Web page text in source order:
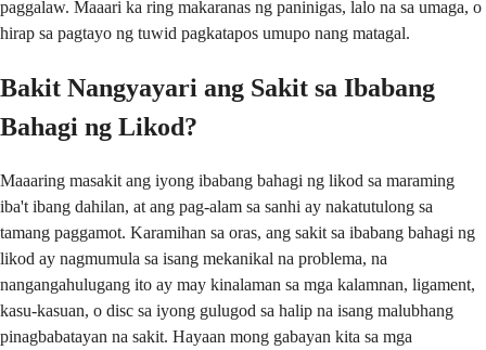
paggalaw. Maaari ka ring makaranas ng paninigas, lalo na sa umaga, o
hirap sa pagtayo ng tuwid pagkatapos umupo nang matagal.
Bakit Nangyayari ang Sakit sa Ibabang
Bahagi ng Likod?
Maaaring masakit ang iyong ibabang bahagi ng likod sa maraming
iba't ibang dahilan, at ang pag-alam sa sanhi ay nakatutulong sa
tamang paggamot. Karamihan sa oras, ang sakit sa ibabang bahagi ng
likod ay nagmumula sa isang mekanikal na problema, na
nangangahulugang ito ay may kinalaman sa mga kalamnan, ligament,
kasu-kasuan, o disc sa iyong gulugod sa halip na isang malubhang
pinagbabatayan na sakit. Hayaan mong gabayan kita sa mga